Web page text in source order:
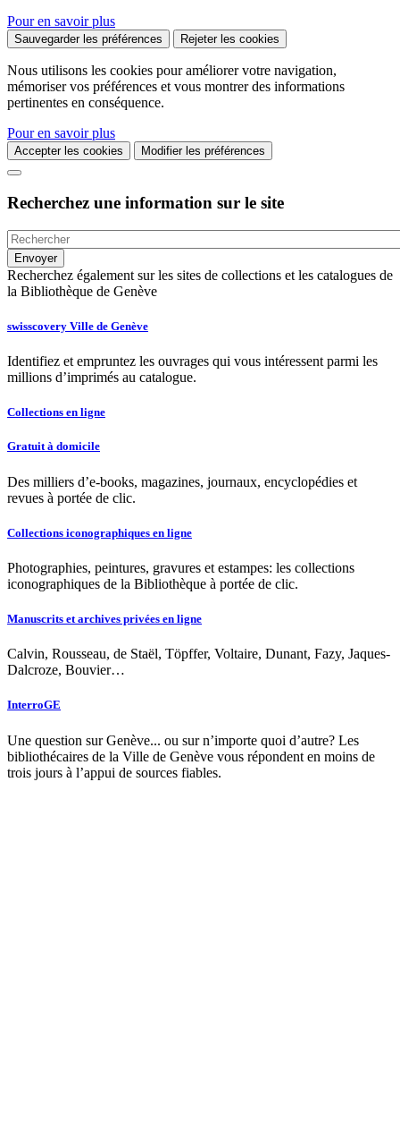
Pour en savoir plus
Sauvegarder les préférences Rejeter les cookies
Nous utilisons les cookies pour améliorer votre navigation,
mémoriser vos préférences et vous montrer des informations
pertinentes en conséquence.
Pour en savoir plus
Accepter les cookies Modifier les préférences
Recherchez une information sur le site
Recherchez également sur les sites de collections et les catalogues de
la Bibliothèque de Genève
swisscovery Ville de Genève
Identifiez et empruntez les ouvrages qui vous intéressent parmi les
millions d’imprimés au catalogue.
Collections en ligne
Gratuit à domicile
Des milliers d’e-books, magazines, journaux, encyclopédies et
revues à portée de clic.
Collections iconographiques en ligne
Photographies, peintures, gravures et estampes: les collections
iconographiques de la Bibliothèque à portée de clic.
Manuscrits et archives privées en ligne
Calvin, Rousseau, de Staël, Töpffer, Voltaire, Dunant, Fazy, Jaques-
Dalcroze, Bouvier…
InterroGE
Une question sur Genève... ou sur n’importe quoi d’autre? Les
bibliothécaires de la Ville de Genève vous répondent en moins de
trois jours à l’appui de sources fiables.